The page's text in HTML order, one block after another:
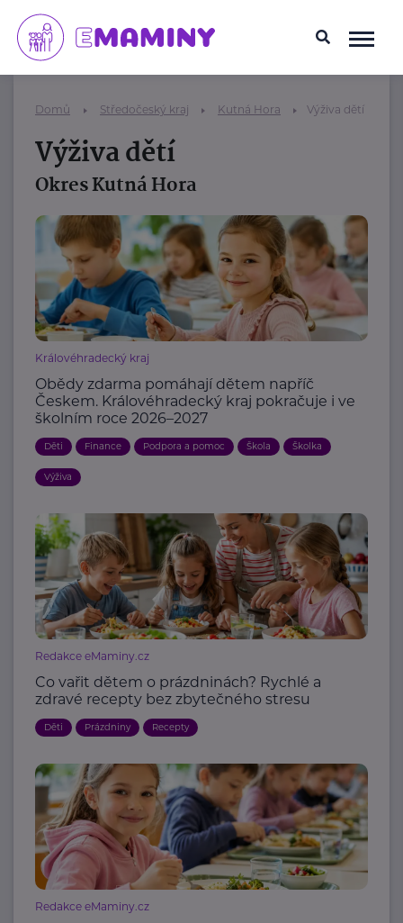
Domů Středočeský kraj Kutná Hora Výživa dětí
Výživa dětí
Okres Kutná Hora
Královéhradecký kraj
Obědy zdarma pomáhají dětem napříč
Českem. Královéhradecký kraj pokračuje i ve
školním roce 2026–2027
Děti Finance Podpora a pomoc Škola Školka
Výživa
Redakce eMaminy.cz
Co vařit dětem o prázdninách? Rychlé a
zdravé recepty bez zbytečného stresu
Děti Prázdniny Recepty
Redakce eMaminy.cz